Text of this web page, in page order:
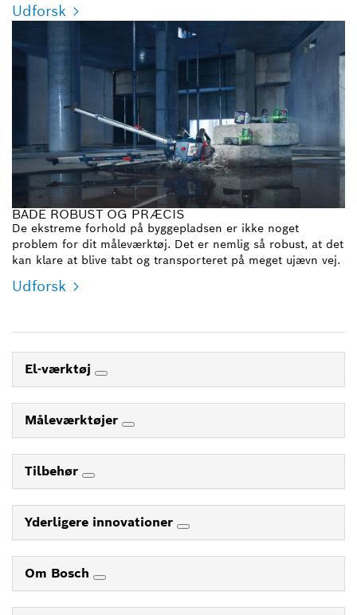
Udforsk
BÅDE ROBUST OG PRÆCIS
De ekstreme forhold på byggepladsen er ikke noget
problem for dit måleværktøj. Det er nemlig så robust, at det
kan klare at blive tabt og transporteret på meget ujævn vej.
Udforsk
El-værktøj
Måleværktøjer
Tilbehør
Yderligere innovationer
Om Bosch